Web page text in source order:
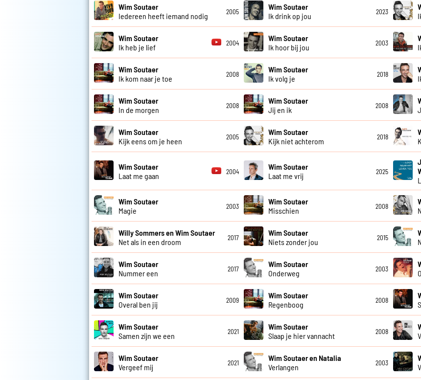
Wim Soutaer
Iedereen heeft iemand nodig
2005
Wim Soutaer
Ik drink op jou
2023
Wim Soutaer
Ik heb je lief
2004
Wim Soutaer
Ik hoor bij jou
2003
Wim Soutaer
Ik kom naar je toe
2008
Wim Soutaer
Ik volg je
2018
Wim Soutaer
In de morgen
2008
Wim Soutaer
Jij en ik
2008
Wim Soutaer
Kijk eens om je heen
2005
Wim Soutaer
Kijk niet achterom
2018
Wim Soutaer
Laat me gaan
2004
Wim Soutaer
Laat me vrij
2025
Wim Soutaer
Magie
2003
Wim Soutaer
Misschien
2008
Willy Sommers en Wim Soutaer
Net als in een droom
2017
Wim Soutaer
Niets zonder jou
2015
Wim Soutaer
Nummer een
2017
Wim Soutaer
Onderweg
2003
Wim Soutaer
Overal ben jij
2009
Wim Soutaer
Regenboog
2008
Wim Soutaer
Samen zijn we een
2021
Wim Soutaer
Slaap je hier vannacht
2008
Wim Soutaer
Vergeef mij
2021
Wim Soutaer en Natalia
Verlangen
2003